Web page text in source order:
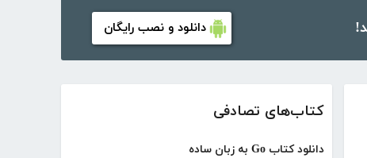
دانلود و نصب رایگان
کتاب‌های تصادفی
دانلود کتاب Go به زبان ساده